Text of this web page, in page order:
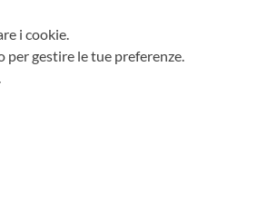
i cookie.
gestire le tue preferenze.